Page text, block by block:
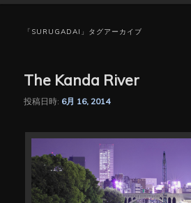
ー
「 SURUGADAI 」タグアーカイブ
The Kanda River
投稿日時: 6月 16, 2014